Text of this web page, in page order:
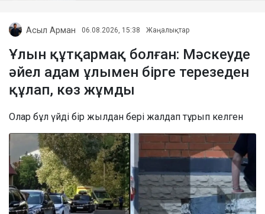
Асыл Арман 06.08.2026, 15:38 Жаңалықтар
Ұлын құтқармақ болған: Мәскеуде
әйел адам ұлымен бірге терезеден
құлап, көз жұмды
Олар бұл үйді бір жылдан бері жалдап тұрып келген